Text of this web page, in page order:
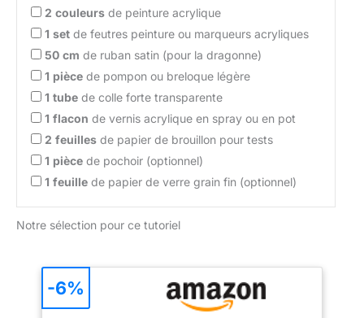
2 couleurs de peinture acrylique
1 set de feutres peinture ou marqueurs acryliques
50 cm de ruban satin (pour la dragonne)
1 pièce de pompon ou breloque légère
1 tube de colle forte transparente
1 flacon de vernis acrylique en spray ou en pot
2 feuilles de papier de brouillon pour tests
1 pièce de pochoir (optionnel)
1 feuille de papier de verre grain fin (optionnel)
Notre sélection pour ce tutoriel
-6%